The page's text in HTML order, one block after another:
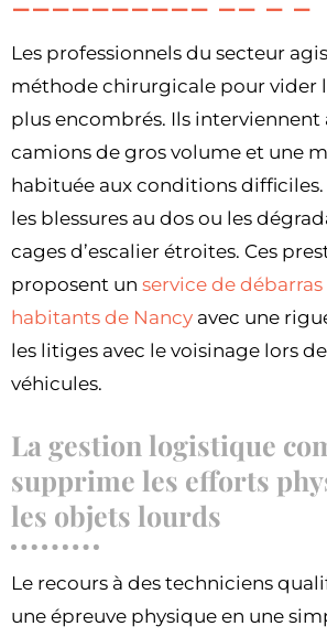
Les professionnels du secteur
méthode chirurgicale pour vider
plus encombrés. Ils interviennent
camions de gros volume et une
habituée aux conditions difficiles.
les blessures au dos ou les
cages d’escalier étroites. Ces
proposent un service de
habitants de Nancy avec une
les litiges avec le voisinage lors
véhicules.
La gestion logistique
supprime les efforts
les objets lourds
Le recours à des techniciens
une épreuve physique en une